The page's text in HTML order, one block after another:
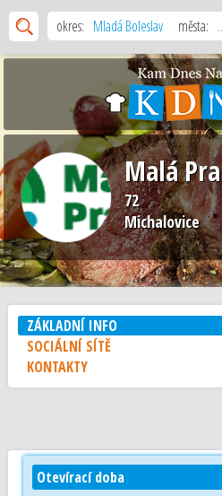
okres: Mladá Boleslav města:
Malá
72
Michalovice
ZÁKLADNÍ INFO
SOCIÁLNÍ SÍTĚ
KONTAKTY
Otevírací doba